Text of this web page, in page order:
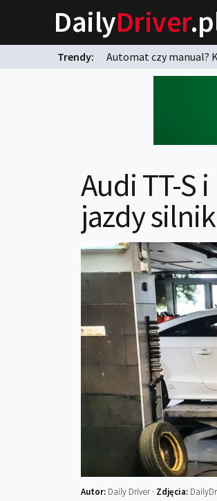
DailyDriver
Trendy: Automat czy manual?
Audi TT-S
jazdy silnik
Autor: Daily Driver · Zdjęcia: